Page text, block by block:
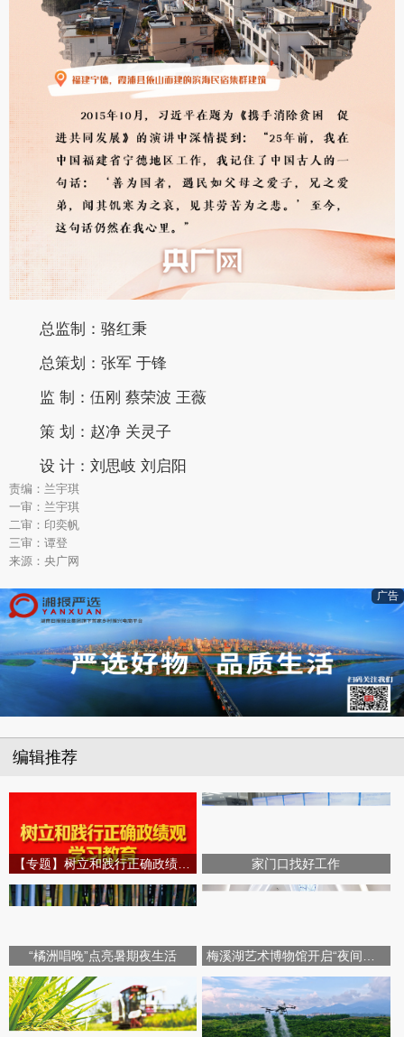
总监制：骆红秉
总策划：张军 于锋
监 制：伍刚 蔡荣波 王薇
策 划：赵净 关灵子
设 计：刘思岐 刘启阳
责编：兰宇琪
一审：兰宇琪
二审：印奕帆
三审：谭登
来源：央广网
广告
编辑推荐
家门口找好工作
“橘洲唱晚”点亮暑期夜生活